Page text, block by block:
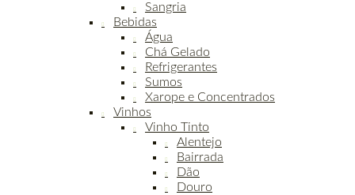
Sangria
Bebidas
Água
Chá Gelado
Refrigerantes
Sumos
Xarope e Concentrados
Vinhos
Vinho Tinto
Alentejo
Bairrada
Dão
Douro